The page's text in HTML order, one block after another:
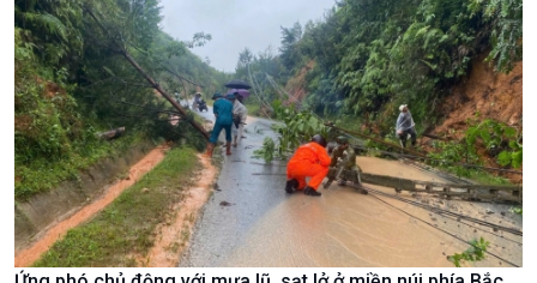
Văn hoá & Du lịch
Tin Văn hoá & Du lịch
Chát với người nổi tiếng
Câu chuyện Thể thao
Multimedia
Ảnh
Video
Infographic
E-Magazine